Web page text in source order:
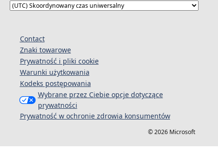
Contact
Znaki towarowe
Prywatność i pliki cookie
Warunki użytkowania
Kodeks postępowania
Wybrane przez Ciebie opcje dotyczące
prywatności
Prywatność w ochronie zdrowia konsumentów
© 2026 Microsoft